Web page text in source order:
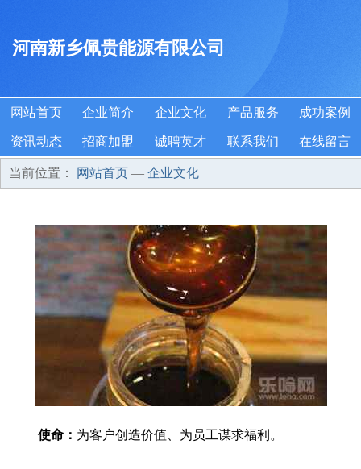
河南新乡佩贵能源有限公司
网站首页 企业简介 企业文化 产品服务 成功案例
资讯动态 招商加盟 诚聘英才 联系我们 在线留言
当前位置： 网站首页 — 企业文化
使命： 为客户创造价值、为员工谋求福利。